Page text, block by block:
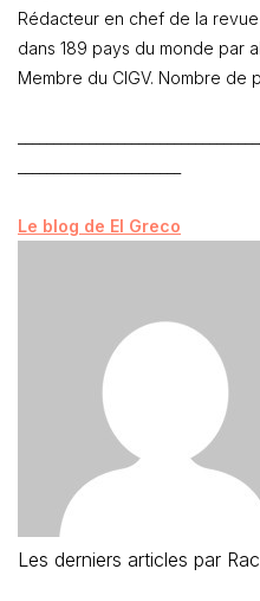
Rédacteur en chef de la
dans 189 pays du monde par
Membre du CIGV. Nombre de
Le blog de El Greco
Les derniers articles par